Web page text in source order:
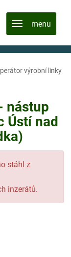
výrobní linky
nástup
Ústí nad
stáhl z
inzerátů.